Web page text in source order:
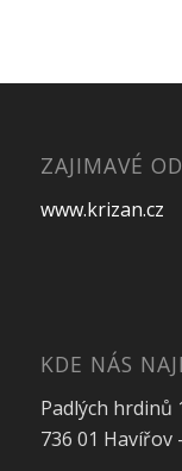
ZAJIMAVÉ
www.krizan.cz
KDE NÁS
Padlých hrdinů
736 01 Havířov